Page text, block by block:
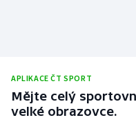
APLIKACE ČT SPORT
Mějte celý
velké obrazovce.